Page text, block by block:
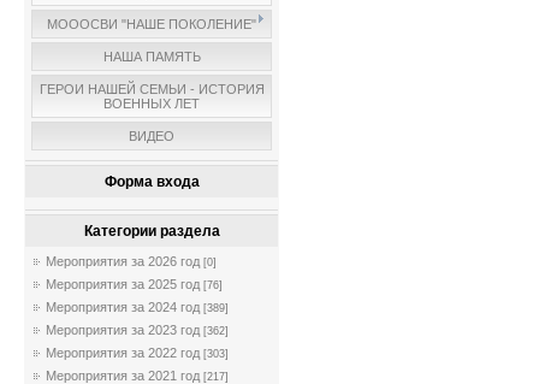
МОООСВИ "НАШЕ ПОКОЛЕНИЕ"
НАША ПАМЯТЬ
ГЕРОИ НАШЕЙ СЕМЬИ - ИСТОРИЯ
ВОЕННЫХ ЛЕТ
ВИДЕО
Форма входа
Категории раздела
Мероприятия за 2026 год [0]
Мероприятия за 2025 год [76]
Мероприятия за 2024 год [389]
Мероприятия за 2023 год [362]
Мероприятия за 2022 год [303]
Мероприятия за 2021 год [217]